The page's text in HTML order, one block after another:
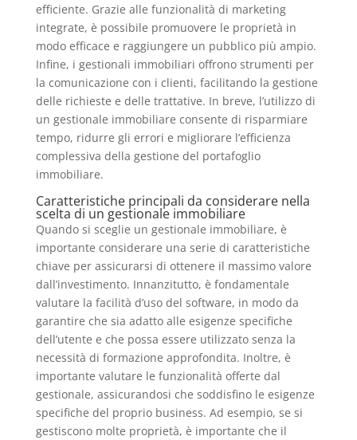
efficiente. Grazie alle funzionalità di marketing
integrate, è possibile promuovere le proprietà in
modo efficace e raggiungere un pubblico più ampio.
Infine, i gestionali immobiliari offrono strumenti per
la comunicazione con i clienti, facilitando la gestione
delle richieste e delle trattative. In breve, l’utilizzo di
un gestionale immobiliare consente di risparmiare
tempo, ridurre gli errori e migliorare l’efficienza
complessiva della gestione del portafoglio
immobiliare.
Caratteristiche principali da considerare nella
scelta di un gestionale immobiliare
Quando si sceglie un gestionale immobiliare, è
importante considerare una serie di caratteristiche
chiave per assicurarsi di ottenere il massimo valore
dall’investimento. Innanzitutto, è fondamentale
valutare la facilità d’uso del software, in modo da
garantire che sia adatto alle esigenze specifiche
dell’utente e che possa essere utilizzato senza la
necessità di formazione approfondita. Inoltre, è
importante valutare le funzionalità offerte dal
gestionale, assicurandosi che soddisfino le esigenze
specifiche del proprio business. Ad esempio, se si
gestiscono molte proprietà, è importante che il